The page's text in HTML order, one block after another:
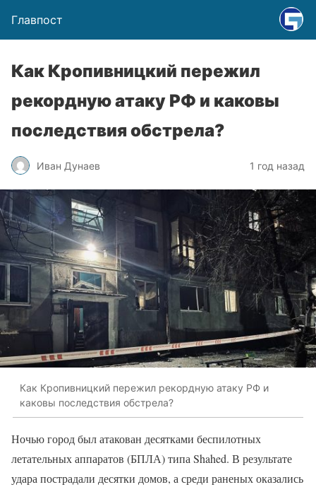
Главпост
Как Кропивницкий пережил
рекордную атаку РФ и каковы
последствия обстрела?
Иван Дунаев 1 год назад
Как Кропивницкий пережил рекордную атаку РФ и
каковы последствия обстрела?
Ночью город был атакован десятками беспилотных
летательных аппаратов (БПЛА) типа Shahed. В результате
удара пострадали десятки домов, а среди раненых оказались